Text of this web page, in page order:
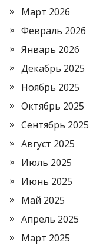
Март 2026
Февраль 2026
Январь 2026
Декабрь 2025
Ноябрь 2025
Октябрь 2025
Сентябрь 2025
Август 2025
Июль 2025
Июнь 2025
Май 2025
Апрель 2025
Март 2025